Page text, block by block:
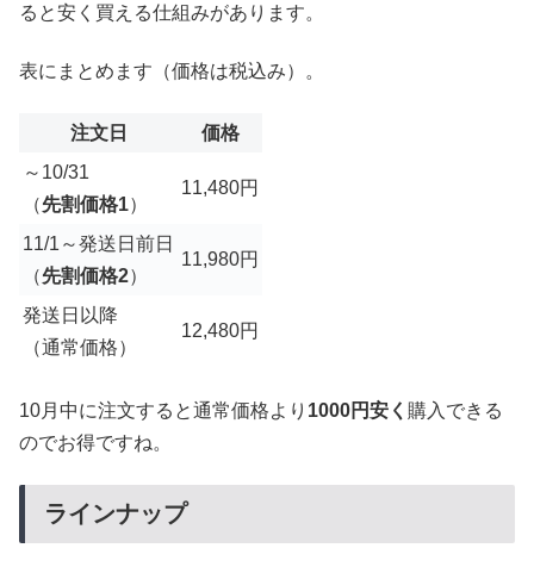
ると安く買える仕組みがあります。
表にまとめます（価格は税込み）。
注文日
価格
～10/31
（先割価格1）
11,480円
11/1～発送日前日
（先割価格2）
11,980円
発送日以降
（通常価格）
12,480円
10月中に注文すると通常価格より 1000円安く 購入できる
のでお得ですね。
ラインナップ